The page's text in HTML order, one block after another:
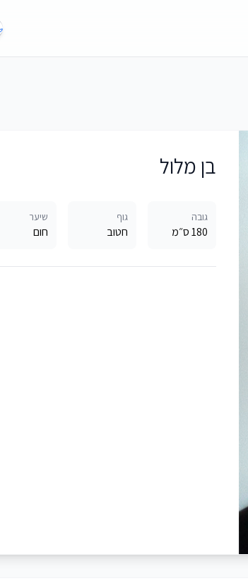
בן מלול
גובה
180 ס״מ
גוף
חטוב
שיער
חום